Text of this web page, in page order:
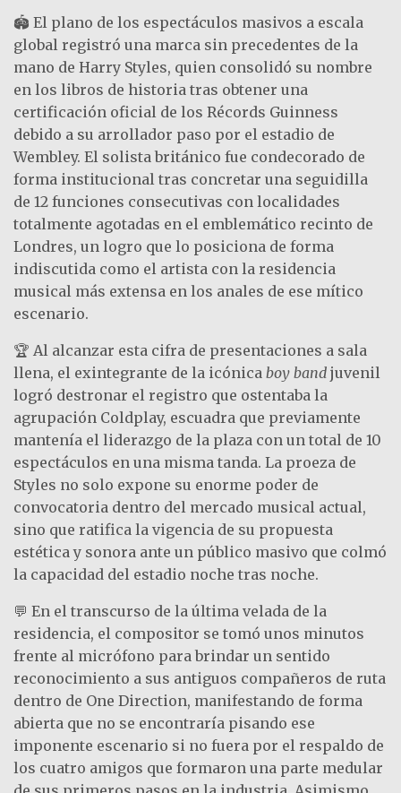
🏟️ El plano de los espectáculos masivos a escala
global registró una marca sin precedentes de la
mano de Harry Styles, quien consolidó su nombre
en los libros de historia tras obtener una
certificación oficial de los Récords Guinness
debido a su arrollador paso por el estadio de
Wembley. El solista británico fue condecorado de
forma institucional tras concretar una seguidilla
de 12 funciones consecutivas con localidades
totalmente agotadas en el emblemático recinto de
Londres, un logro que lo posiciona de forma
indiscutida como el artista con la residencia
musical más extensa en los anales de ese mítico
escenario.
🏆 Al alcanzar esta cifra de presentaciones a sala
llena, el exintegrante de la icónica boy band juvenil
logró destronar el registro que ostentaba la
agrupación Coldplay, escuadra que previamente
mantenía el liderazgo de la plaza con un total de 10
espectáculos en una misma tanda. La proeza de
Styles no solo expone su enorme poder de
convocatoria dentro del mercado musical actual,
sino que ratifica la vigencia de su propuesta
estética y sonora ante un público masivo que colmó
la capacidad del estadio noche tras noche.
💬 En el transcurso de la última velada de la
residencia, el compositor se tomó unos minutos
frente al micrófono para brindar un sentido
reconocimiento a sus antiguos compañeros de ruta
dentro de One Direction, manifestando de forma
abierta que no se encontraría pisando ese
imponente escenario si no fuera por el respaldo de
los cuatro amigos que formaron una parte medular